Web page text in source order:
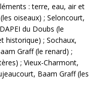
: terre, eau, air et
oiseaux) ; Seloncourt,
du Doubs (le
historique) ; Sochaux,
Graff (le renard) ;
; Vieux-Charmont,
Baam Graff (les